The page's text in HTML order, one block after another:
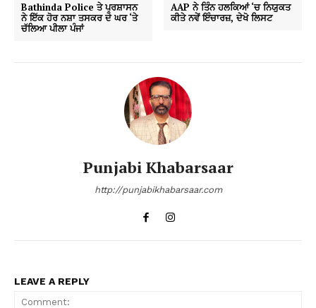
Bathinda Police ਤੇ ਪ੍ਰਸ਼ਾਸਨ
ਨੇ ਇੱਕ ਹੋਰ ਨਸ਼ਾ ਤਸਕਰ ਦੇ ਘਰ ‘ਤੇ
ਚੱਲਿਆ ਪੀਲਾ ਪੰਜਾਂ
AAP ਨੇ ਤਿੰਨ ਹਲਕਿਆਂ ‘ਚ ਨਿਯੁਕਤ
ਕੀਤੇ ਨਵੇਂ ਇੰਚਾਰਜ਼, ਦੇਖੋ ਲਿਸਟ
Punjabi Khabarsaar
http://punjabikhabarsaar.com
LEAVE A REPLY